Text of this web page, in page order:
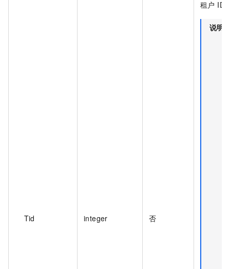
Tid integer 否
租户 ID
说明